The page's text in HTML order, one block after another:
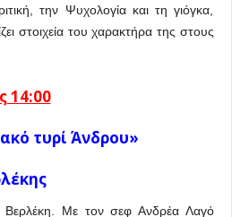
την Ψυχολογία και τη γιόγκα,
στοιχεία του χαρακτήρα της στους
14:00
τυρί Άνδρου»
Βερλέκη. Με τον σεφ Ανδρέα Λαγό